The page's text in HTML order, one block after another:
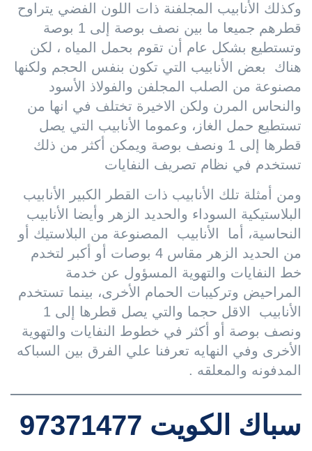
وكذلك الأنابيب المجلفنة ذات اللون الفضي يتراوح
قطرهم جميعا ما بين نصف بوصة إلى 1 بوصة
وتستطيع بشكل عام أن تقوم بحمل المياه ، لكن
هناك بعض الأنابيب التي تكون بنفس الحجم ولكنها
مصنوعة من الصلب المجلفن والفولاذ الأسود
والنحاس المرن ولكن الاخيرة تختلف في انها من
تستطيع حمل الغاز، وعموما الأنابيب التي يصل
قطرها إلى 1 ونصف بوصة ويمكن أكثر من ذلك
تستخدم في نظام تصريف النفايات
ومن أمثلة تلك الأنابيب ذات القطر الكبير الأنابيب
البلاستيكية السوداء والحديد الزهر وأيضا الأنابيب
النحاسية، أما الأنابيب المصنوعة من البلاستيك أو
من الحديد الزهر مقاس 4 بوصات أو أكبر لتخدم
خط النفايات والتهوية المسؤول عن خدمة
المراحيض وتركيبات الحمام الأخرى، بينما تستخدم
الأنابيب الاقل حجما والتي يصل قطرها إلى 1
ونصف بوصة أو أكثر في خطوط النفايات والتهوية
الأخرى وفي النهايه تعرفنا علي الفرق بين السباكه
المدفونه والمعلقه .
سباك الكويت 97371477